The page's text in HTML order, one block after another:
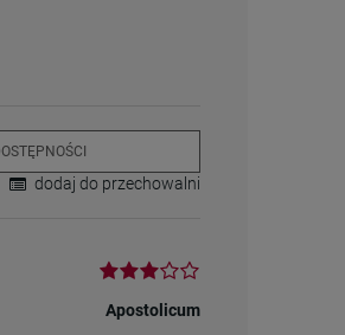
dodaj do przechowalni
Apostolicum